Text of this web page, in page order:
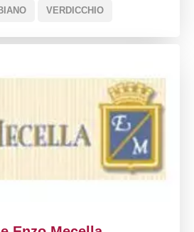
VERDICCHIO